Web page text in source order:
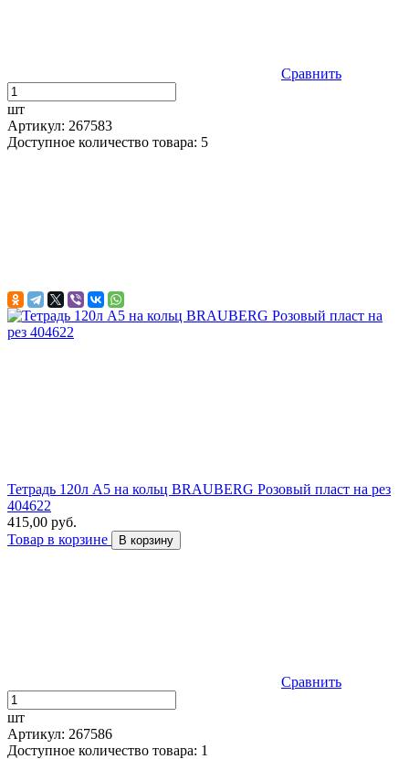
Сравнить
шт
Артикул: 267583
Доступное количество товара: 5
Тетрадь 120л А5 на кольц BRAUBERG Розовый пласт на рез
404622
415,00 руб.
Товар в корзине
В корзину
Сравнить
шт
Артикул: 267586
Доступное количество товара: 1